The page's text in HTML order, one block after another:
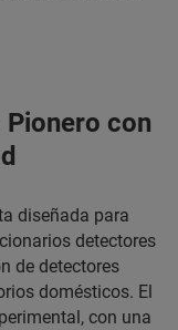
Pionero con
diseñada para
detectores
de detectores
domésticos. El
con una